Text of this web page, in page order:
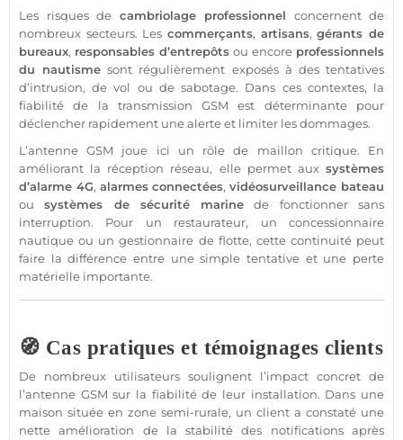
Les risques de cambriolage professionnel concernent de
nombreux secteurs. Les commerçants, artisans,gérants de
bureaux, responsables d’entrepôts ou encore professionnels
du nautisme sont régulièrement exposés à des tentatives
d’intrusion, de vol ou de sabotage. Dans ces contextes, la
fiabilité de la transmission GSM est déterminante pour
déclencher rapidement une alerte et limiter les dommages.
L’antenne GSM joue ici un rôle de maillon critique. En
améliorant la réception réseau, elle permet aux systèmes
d’alarme 4G, alarmes connectées,vidéosurveillance bateau
ousystèmes de sécurité marine de fonctionner sans
interruption. Pour un restaurateur, un concessionnaire
nautique ou un gestionnaire de flotte, cette continuité peut
faire la différence entre une simple tentative et une perte
matérielle importante.
🧭 Cas pratiques et témoignages clients
De nombreux utilisateurs soulignent l’impact concret de
l’antenne GSM sur la fiabilité de leur installation. Dans une
maison située en zone semi-rurale, un client a constaté une
nette amélioration de la stabilité des notifications après